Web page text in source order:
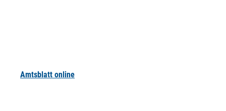
Amtsblatt online